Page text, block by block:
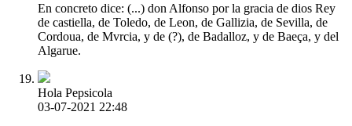
En concreto dice: (...) don Alfonso por la gracia de dios Rey
de castiella, de Toledo, de Leon, de Gallizia, de Sevilla, de
Cordoua, de Mvrcia, y de (?), de Badalloz, y de Baeça, y del
Algarue.
Hola Pepsicola
03-07-2021 22:48